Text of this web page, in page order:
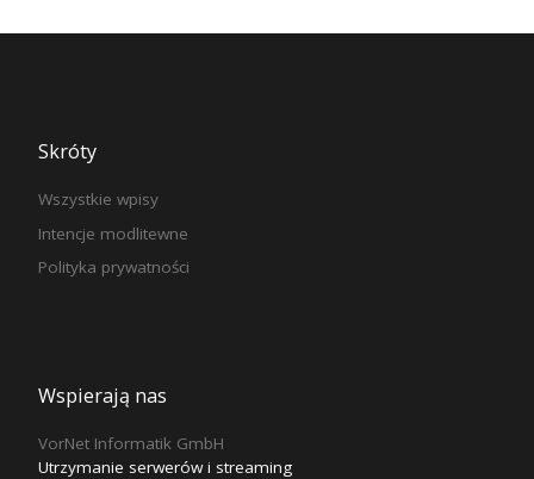
Skróty
Wszystkie wpisy
Intencje modlitewne
Polityka prywatności
Wspierają nas
VorNet Informatik GmbH
Utrzymanie serwerów i streaming